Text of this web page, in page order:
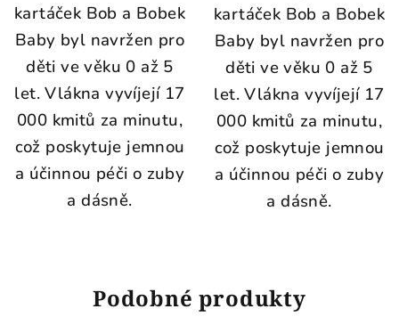
kartáček Bob a Bobek
Baby byl navržen pro
děti ve věku 0 až 5
let. Vlákna vyvíjejí 17
000 kmitů za minutu,
což poskytuje jemnou
a účinnou péči o zuby
a dásně.
hvězdiček.
kartáček Bob a Bobek
Baby byl navržen pro
děti ve věku 0 až 5
let. Vlákna vyvíjejí 17
000 kmitů za minutu,
což poskytuje jemnou
a účinnou péči o zuby
a dásně.
Podobné produkty